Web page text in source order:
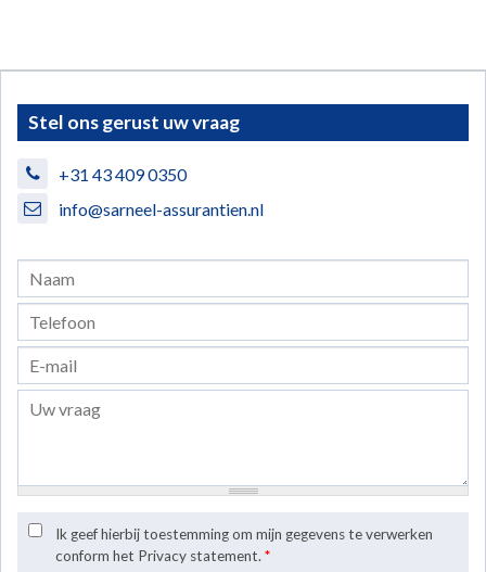
Stel ons gerust uw vraag
+31 43 409 0350
info@sarneel-assurantien.nl
Ik geef hierbij toestemming om mijn gegevens te verwerken
conform het Privacy statement. *